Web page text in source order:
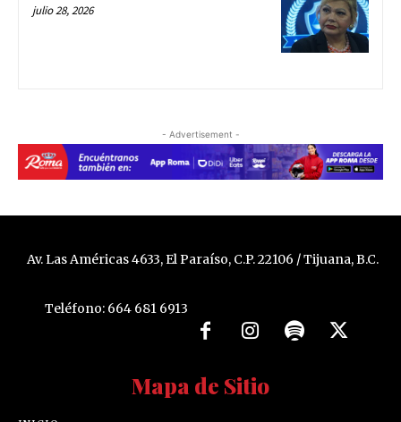
julio 28, 2026
- Advertisement -
Av. Las Américas 4633, El Paraíso, C.P. 22106 / Tijuana, B.C.
Teléfono: 664 681 6913
Mapa de Sitio